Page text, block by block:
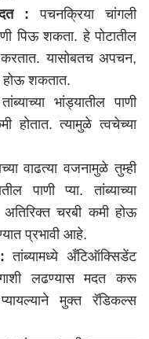
मदत :पचनक्रिया चांगली
पिऊ शकता. हे पोटातील
यासोबतच अपचन,
होऊ शकतात.
तांब्याच्या भांड्यातील पाणी
होतात. त्यामुळे त्वचेच्या
वाढत्या वजनामुळे तुम्ही
पाणी प्या. तांब्याच्या
अतिरिक्त चरबी कमी होऊ
प्रभावी आहे.
:तांब्यामध्ये अँटिऑक्सिडेंट
लढण्यास मदत करू
मुक्त रॅडिकल्स